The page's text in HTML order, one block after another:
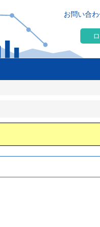
お問い合